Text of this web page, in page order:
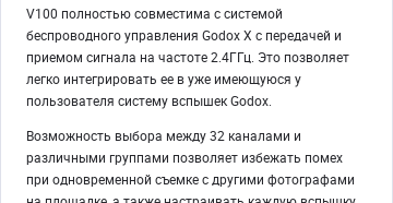
V100 полностью совместима с системой
беспроводного управления Godox X с передачей и
приемом сигнала на частоте 2.4ГГц. Это позволяет
легко интегрировать ее в уже имеющуюся у
пользователя систему вспышек Godox.
Возможность выбора между 32 каналами и
различными группами позволяет избежать помех
при одновременной съемке с другими фотографами